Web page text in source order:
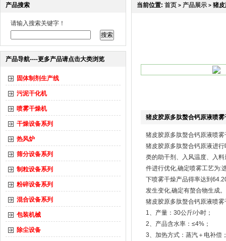
产品搜索
请输入搜索关键字！
产品导航----更多产品请点击大类浏览
固体制剂生产线
污泥干化机
喷雾干燥机
干燥设备系列
热风炉
筛分设备系列
制粒设备系列
粉碎设备系列
混合设备系列
包装机械
除尘设备
当前位置: 首页 > 产品展示 > 猪
猪皮胶原多肽螯合钙原液喷
猪皮胶原多肽螯合钙原液喷
猪皮胶原多肽螯合钙原液进
类的助干剂、入风温度、入
件进行优化,确定喷雾工艺为:
下喷雾干燥产品得率达到
发生变化,确定有螯合物生成。
猪皮胶原多肽螯合钙原液喷
1、产量：30公斤/小时；
2、产品含水率：≤4%；
3、加热方式：蒸汽＋电补偿